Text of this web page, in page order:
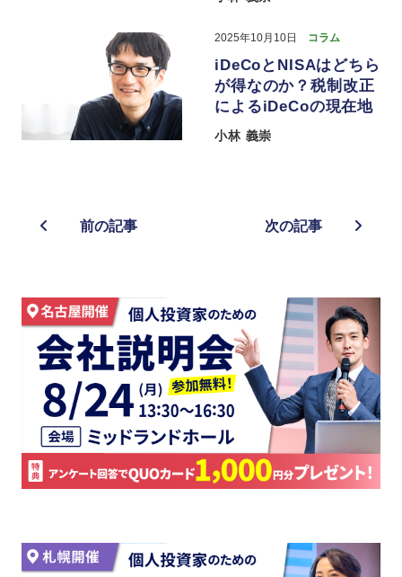
2025年10月10日 コラム
iDeCoとNISAはどちら
が得なのか？税制改正
によるiDeCoの現在地
小林 義崇
前の記事 次の記事